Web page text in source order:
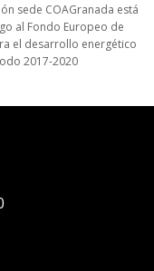
sede COAGranada está
al Fondo Europeo de
el desarrollo energético
2017-2020